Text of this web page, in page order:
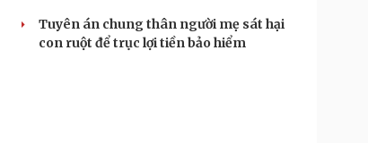
Tuyên án chung thân người mẹ sát hại
con ruột để trục lợi tiền bảo hiểm